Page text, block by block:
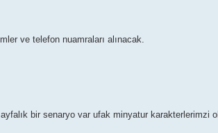
ve telefon nuamraları alınacak.
bir senaryo var ufak minyatur karakterlerimzi